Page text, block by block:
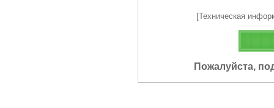
[Техническая
Пожалуйста,